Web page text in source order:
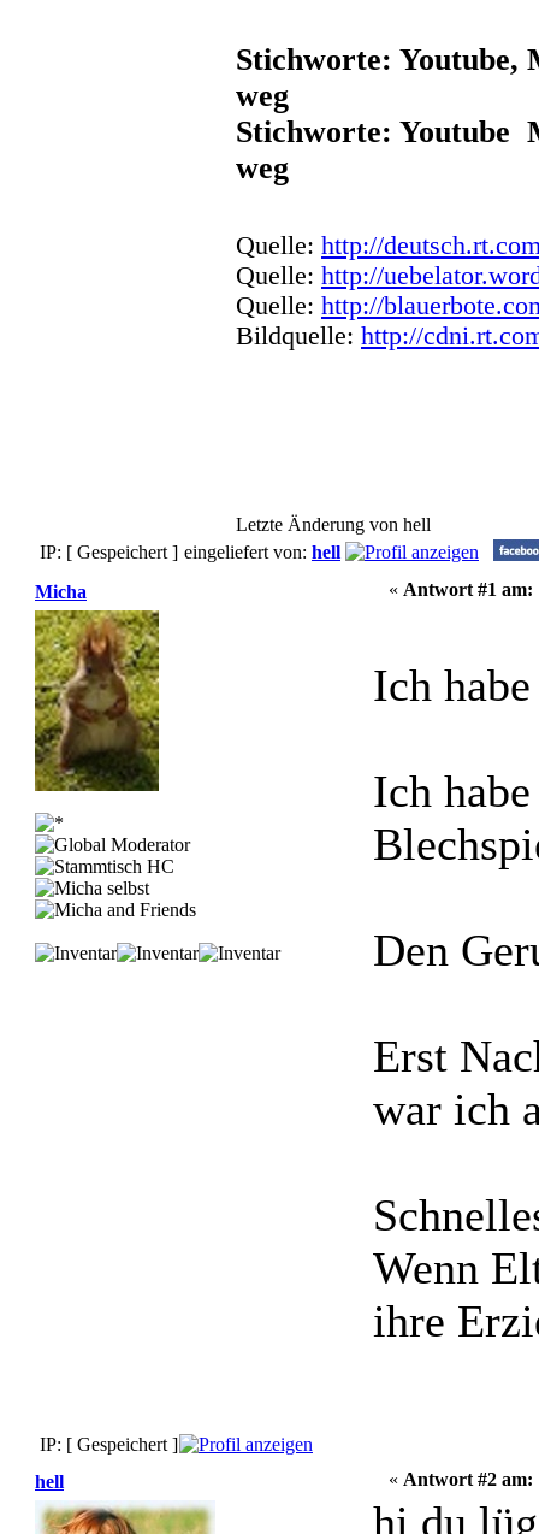
Stichworte: Youtube,
weg
Stichworte:
weg
Quelle: http://
Quelle: http://
Quelle: http://
Bildquelle: http://
Letzte Änderung von hell
IP: [ Gespeichert ] eingeliefert von: hell
Micha
« Antwort #1 am:
Ich
Ich
Den
Erst
war ich
Wenn
ihre
IP: [ Gespeichert ]
hell
« Antwort #2 am:
hi du